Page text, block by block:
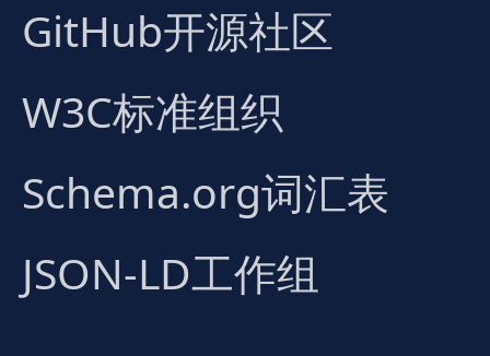
GitHub开源社区
W3C标准组织
Schema.org词汇表
JSON-LD工作组